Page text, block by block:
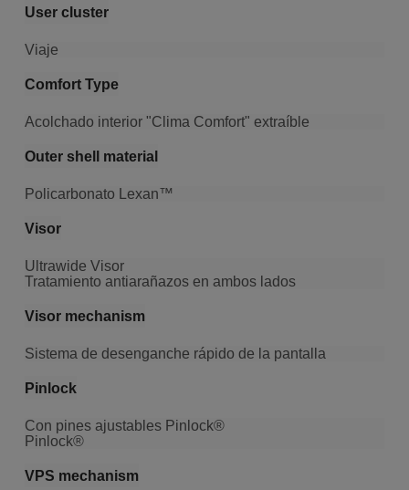
User cluster
Viaje
Comfort Type
Acolchado interior "Clima Comfort" extraíble
Outer shell material
Policarbonato Lexan™
Visor
Ultrawide Visor
Tratamiento antiarañazos en ambos lados
Visor mechanism
Sistema de desenganche rápido de la pantalla
Pinlock
Con pines ajustables Pinlock®
Pinlock®
VPS mechanism